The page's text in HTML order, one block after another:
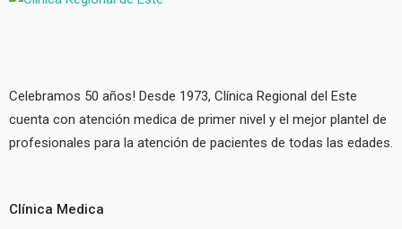
Celebramos 50 años! Desde 1973, Clínica Regional del Este
cuenta con atención medica de primer nivel y el mejor plantel de
profesionales para la atención de pacientes de todas las edades.
Clínica Medica